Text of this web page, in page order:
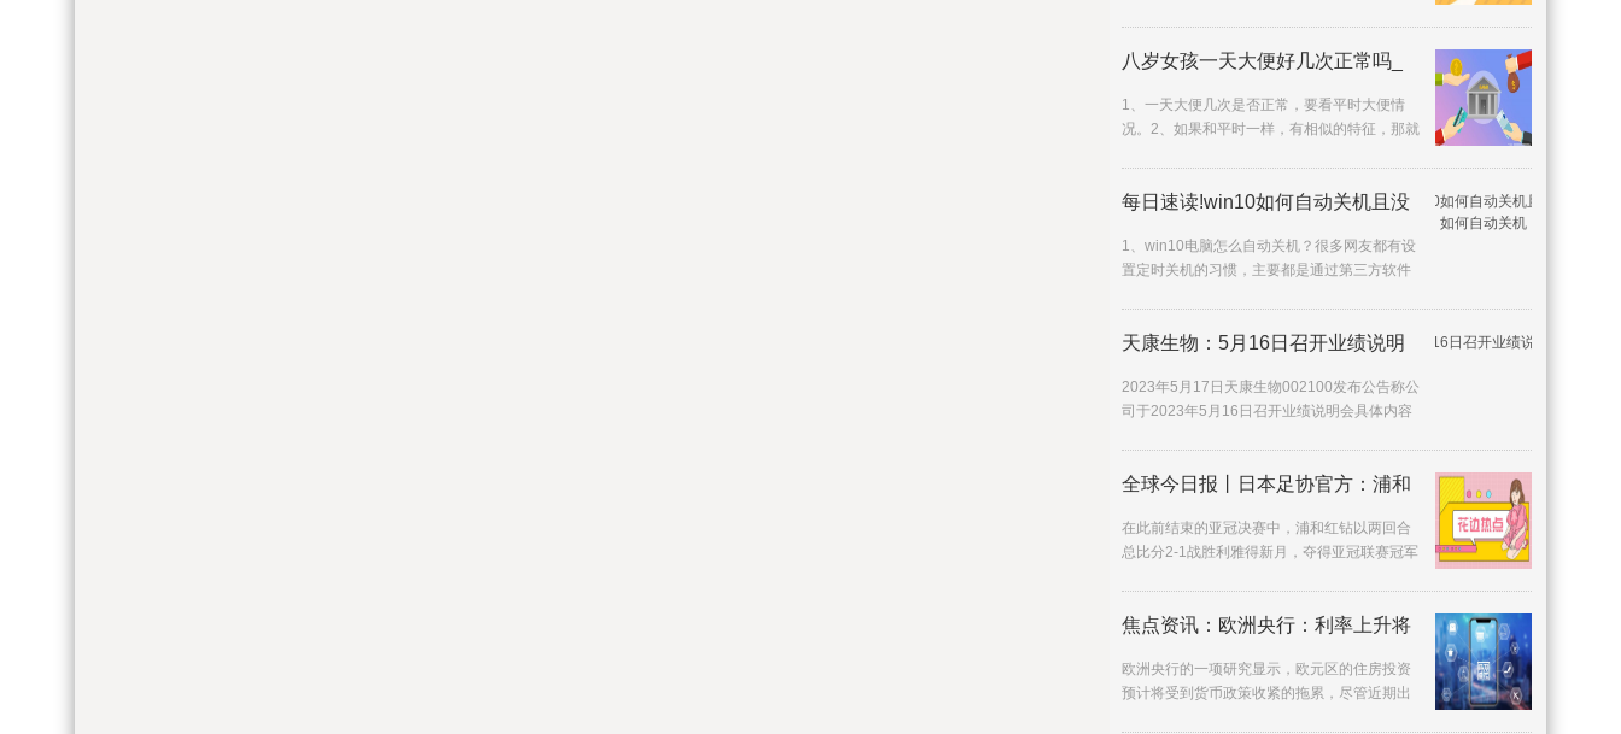
八岁女孩一天大便好几次正常吗_
1、一天大便几次是否正常，要看平时大便情
况。2、如果和平时一样，有相似的特征，那就
每日速读!win10如何自动关机且没
1、win10电脑怎么自动关机？很多网友都有设
置定时关机的习惯，主要都是通过第三方软件
天康生物：5月16日召开业绩说明
2023年5月17日天康生物002100发布公告称公
司于2023年5月16日召开业绩说明会具体内容
全球今日报丨日本足协官方：浦和
在此前结束的亚冠决赛中，浦和红钻以两回合
总比分2-1战胜利雅得新月，夺得亚冠联赛冠军
焦点资讯：欧洲央行：利率上升将
欧洲央行的一项研究显示，欧元区的住房投资
预计将受到货币政策收紧的拖累，尽管近期出